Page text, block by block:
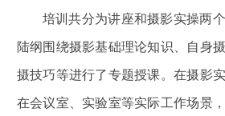
培训共分为讲座和摄影实操两
陆纲围绕摄影基础理论知识、自身
摄技巧等进行了专题授课。在摄影
在会议室、实验室等实际工作场景